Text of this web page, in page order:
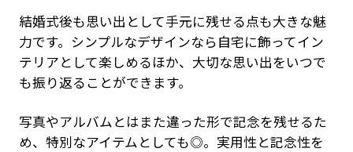
結婚式後も思い出として手元に残せる点も大きな魅
力です。シンプルなデザインなら自宅に飾ってイン
テリアとして楽しめるほか、大切な思い出をいつで
も振り返ることができます。
写真やアルバムとはまた違った形で記念を残せるた
め、特別なアイテムとしても◎。実用性と記念性を